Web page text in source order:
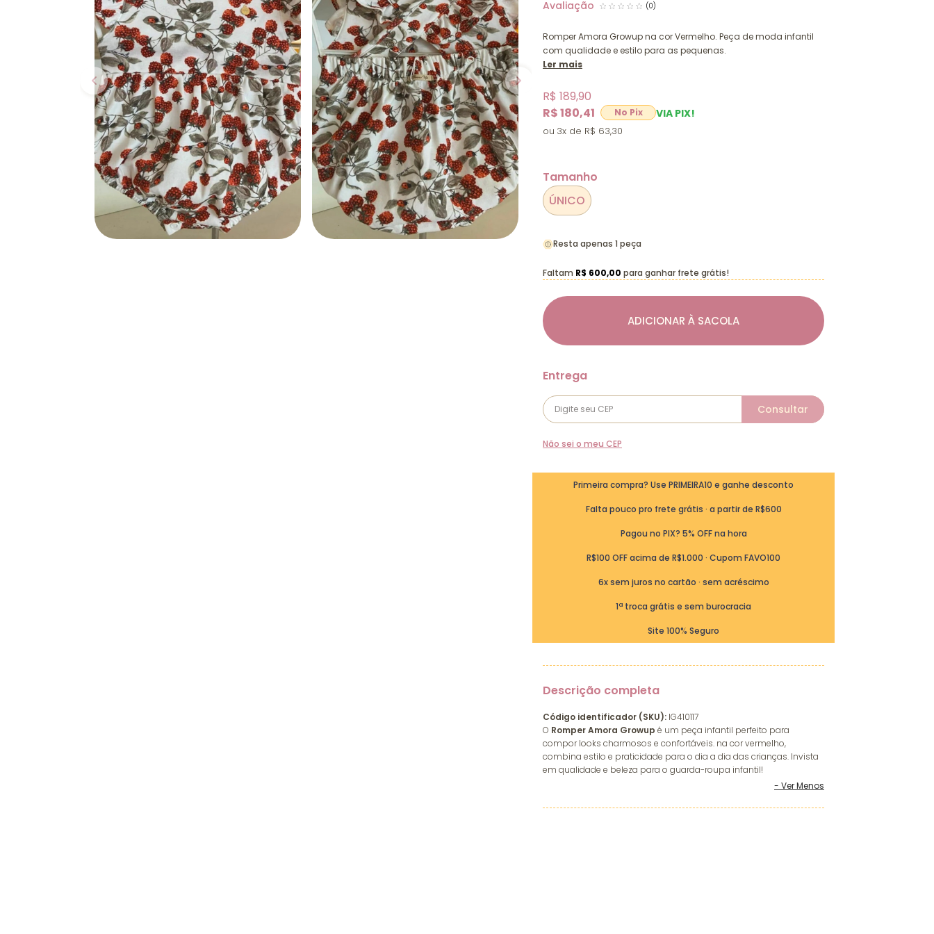
(0)
Romper Amora Growup na cor Vermelho. Peça de moda infantil
com qualidade e estilo para as pequenas.
Ler mais
R$ 180,41 VIA PIX!
R$ 189,90
3x R$ 63,30
Tamanho
ÚNICO
ADICIONAR À SACOLA
Resta apenas 1 peça
Faltam R$ 600,00 para ganhar frete grátis!
Não sei o meu CEP
Primeira compra? Use PRIMEIRA10 e ganhe desconto
Falta pouco pro frete grátis · a partir de R$600
Pagou no PIX? 5% OFF na hora
R$100 OFF acima de R$1.000 · Cupom FAVO100
6x sem juros no cartão · sem acréscimo
1ª troca grátis e sem burocracia
Site 100% Seguro
Descrição completa
Código identificador (SKU): IG410117
O Romper Amora Growup é um peça infantil perfeito para
compor looks charmosos e confortáveis. na cor vermelho,
combina estilo e praticidade para o dia a dia das crianças. Invista
em qualidade e beleza para o guarda-roupa infantil!